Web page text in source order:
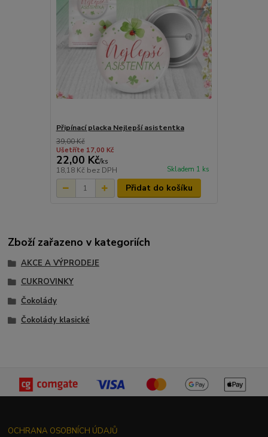
Připínací placka Nejlepší asistentka
39,00 Kč
Ušetříte 17,00 Kč
22,00 Kč/ks
18,18 Kč bez DPH Skladem 1 ks
Přidat do košíku
Zboží zařazeno v kategoriích
AKCE A VÝPRODEJE
CUKROVINKY
Čokolády
Čokolády klasické
OCHRANA OSOBNÍCH ÚDAJŮ